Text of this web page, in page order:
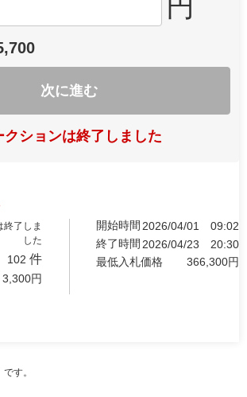
次に進む
クションは終了しました
終了しま
した
102 件
3,300円
開始時間 2026/04/01
09:02
終了時間 2026/04/23
20:30
最低入札価格
366,300円
す。